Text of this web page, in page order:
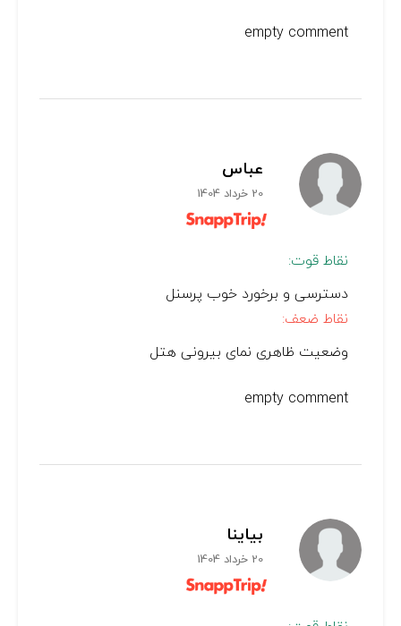
empty comment
عباس
20 خرداد 1404
نقاط قوت:
دسترسی و برخورد خوب پرسنل
نقاط ضعف:
وضعیت ظاهری نمای بیرونی هتل
empty comment
بیاینا
20 خرداد 1404